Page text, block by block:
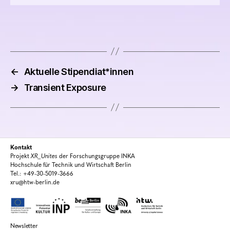
← Aktuelle Stipendiat*innen
→
Transient Exposure
Kontakt
ProjektXR_Unites der Forschungsgruppe INKA
Hochschule für Technik und Wirtschaft Berlin
Tel.: +49-30-5019-3666
xru@htw-berlin.de
Newsletter